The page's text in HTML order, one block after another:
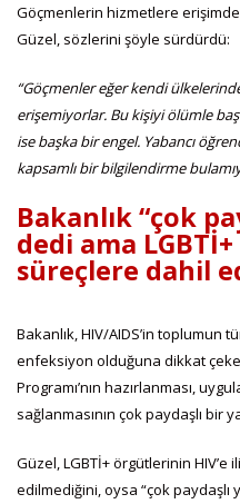
Göçmenlerin hizmetlere
Güzel, sözlerini şöyle sürdürdü:
“Göçmenler eğer kendi
erişemiyorlar. Bu kişiyi ölümle
ise başka bir engel. Yabancı
kapsamlı bir bilgilendirme
Bakanlık “çok
dedi ama
süreçlere dahil
Bakanlık, HIV/AIDS’in toplumun
enfeksiyon olduğuna dikkat
Programı’nın hazırlanması,
sağlanmasının çok paydaşlı bir
Güzel, LGBTİ+ örgütlerinin
edilmediğini, oysa “çok paydaşlı